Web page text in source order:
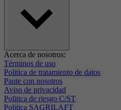
Acerca de nosotros:
Términos de uso
Politica de tratamiento de datos
Paute con nosotros
Aviso de privacidad
Politica de riesgo C/ST
Politica SAGRILAFT